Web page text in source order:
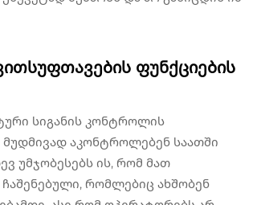
ფუნქციების
სიგანის კონტროლის
აკონტროლებენ საათში
უმჯობესებს ის, რომ მათ
რომლებიც ახშობენ